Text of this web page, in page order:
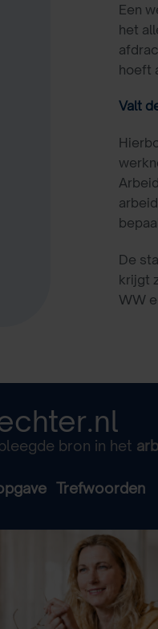
Een
het
hoeft
Valt
De
krijgt
WW
bron in het
Trefwoorden